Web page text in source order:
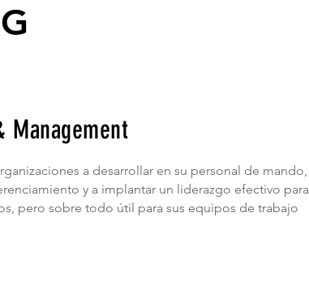
Management
a desarrollar en su personal de mando,
y a implantar un liderazgo efectivo para
pero sobre todo útil para sus equipos de trabajo